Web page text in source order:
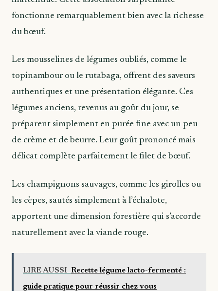
fonctionne remarquablement bien avec la richesse
du bœuf.
Les mousselines de légumes oubliés, comme le
topinambour ou le rutabaga, offrent des saveurs
authentiques et une présentation élégante. Ces
légumes anciens, revenus au goût du jour, se
préparent simplement en purée fine avec un peu
de crème et de beurre. Leur goût prononcé mais
délicat complète parfaitement le filet de bœuf.
Les champignons sauvages, comme les girolles ou
les cèpes, sautés simplement à l’échalote,
apportent une dimension forestière qui s’accorde
naturellement avec la viande rouge.
LIRE AUSSI Recette légume lacto-fermenté :
guide pratique pour réussir chez vous